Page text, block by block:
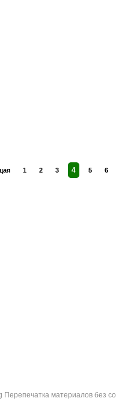
1 2 3 4 5 6
материалов без